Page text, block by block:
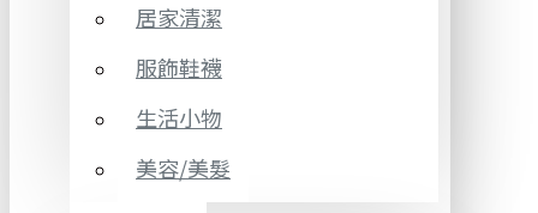
居家清潔
服飾鞋襪
生活小物
美容/美髮